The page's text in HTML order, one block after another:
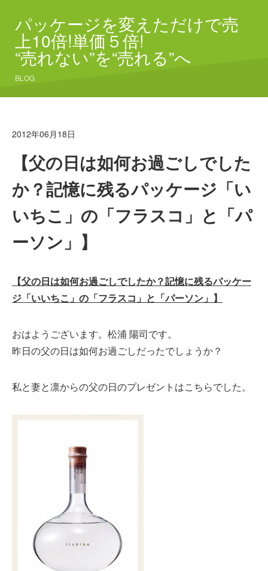
パッケージを変えただけで売
上10倍!単価５倍!
“売れない”を“売れる”へ
BLOG
2012年06月18日
【父の日は如何お過ごしでした
か？記憶に残るパッケージ「い
いちこ」の「フラスコ」と「パ
ーソン」】
【父の日は如何お過ごしでしたか？記憶に残るパッケー
ジ「いいちこ」の「フラスコ」と「パーソン」】
おはようございます。松浦 陽司です。
昨日の父の日は如何お過ごしだったでしょうか？
私と妻と凛からの父の日のプレゼントはこちらでした。